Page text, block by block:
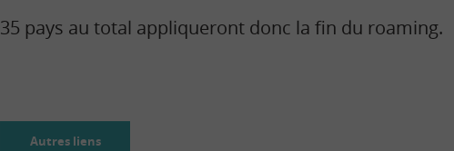
35 pays au total appliqueront donc la fin du roaming.
Autres liens